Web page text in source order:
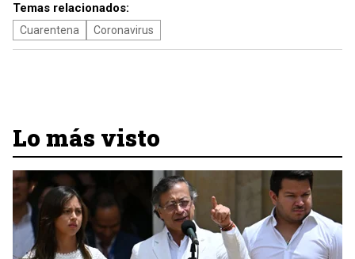
Temas relacionados:
Cuarentena Coronavirus
Lo más visto